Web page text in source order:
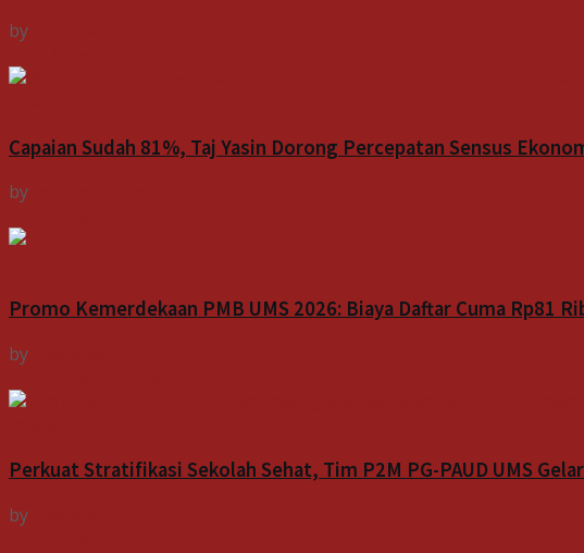
by
Capaian Sudah 81%, Taj Yasin Dorong Percepatan Sensus
by
Promo Kemerdekaan PMB UMS 2026: Biaya Daftar Cuma Rp81
by
Perkuat Stratifikasi Sekolah Sehat, Tim P2M PG-PAUD UMS
by